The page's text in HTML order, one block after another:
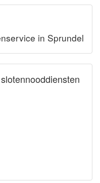
in Sprundel